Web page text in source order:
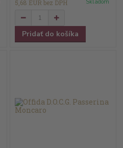
5,68 EURbez DPH Skladom
Pridať do košíka